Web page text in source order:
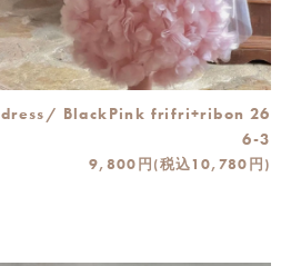
dress/ BlackPink frifri+ribon 26
6-3
9,800円(税込10,780円)